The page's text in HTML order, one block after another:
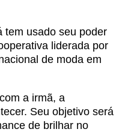
tem usado seu poder
liderada por
de moda em
a irmã, a
Seu objetivo será
de brilhar no